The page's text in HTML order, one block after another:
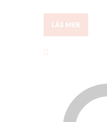
LÄS MER